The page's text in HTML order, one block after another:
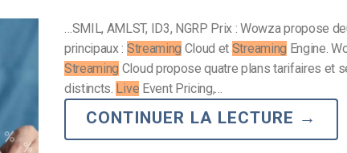
…SMIL, AMLST, ID3, NGRP Prix : Wowza propose
principaux : Streaming Cloud et Streaming Engine.
Streaming Cloud propose quatre plans tarifaires et
distincts. Live Event Pricing,…
CONTINUER LA LECTURE →